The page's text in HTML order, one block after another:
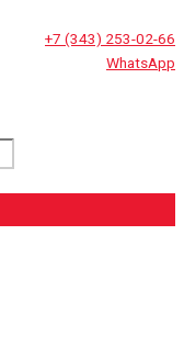
+7 (343) 253-02-66
WhatsApp